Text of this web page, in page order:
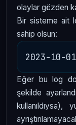
olaylar gözden
Bir sisteme ait
sahip olsun:
Eğer bu log
şekilde